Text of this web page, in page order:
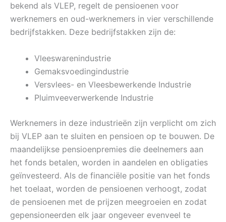
bekend als VLEP, regelt de pensioenen voor
werknemers en oud-werknemers in vier verschillende
bedrijfstakken. Deze bedrijfstakken zijn de:
Vleeswarenindustrie
Gemaksvoedingindustrie
Versvlees- en Vleesbewerkende Industrie
Pluimveeverwerkende Industrie
Werknemers in deze industrieën zijn verplicht om zich
bij VLEP aan te sluiten en pensioen op te bouwen. De
maandelijkse pensioenpremies die deelnemers aan
het fonds betalen, worden in aandelen en obligaties
geïnvesteerd. Als de financiële positie van het fonds
het toelaat, worden de pensioenen verhoogt, zodat
de pensioenen met de prijzen meegroeien en zodat
gepensioneerden elk jaar ongeveer evenveel te